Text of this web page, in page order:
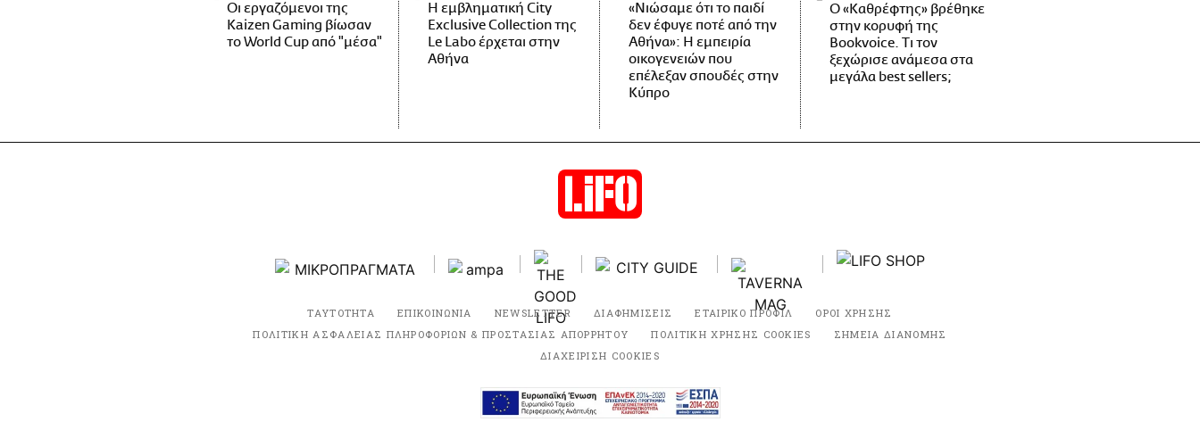
Οι εργαζόμενοι της
Kaizen Gaming βίωσαν
το World Cup από "μέσα"
Η εμβληματική City
Exclusive Collection της
Le Labo έρχεται στην
Αθήνα
«Νιώσαμε ότι το παιδί
δεν έφυγε ποτέ από την
Αθήνα»: Η εμπειρία
οικογενειών που
επέλεξαν σπουδές στην
Κύπρο
Ο «Καθρέφτης» βρέθηκε
στην κορυφή της
Bookvoice. Τι τον
ξεχώρισε ανάμεσα στα
μεγάλα best sellers;
ΤΑΥΤΟΤΗΤΑ ΕΠΙΚΟΙΝΩΝΙΑ NEWSLETTER ΔΙΑΦΗΜΙΣΕΙΣ ΕΤΑΙΡΙΚΟ ΠΡΟΦΙΛ
ΟΡΟΙ ΧΡΗΣΗΣ
ΠΟΛΙΤΙΚΗ ΑΣΦΑΛΕΙΑΣ ΠΛΗΡΟΦΟΡΙΩΝ & ΠΡΟΣΤΑΣΙΑΣ ΑΠΟΡΡΗΤΟΥ
ΠΟΛΙΤΙΚΗ ΧΡΗΣΗΣ COOKIES
ΣΗΜΕΙΑ ΔΙΑΝΟΜΗΣ
ΔΙΑΧΕΙΡΙΣΗ COOKIES